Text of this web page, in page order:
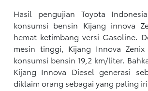
Hasil pengujian Toyota
konsumsi bensin Kijang innova
hemat ketimbang versi Gasoline.
mesin tinggi, Kijang Innova Zenix
konsumsi bensin 19,2 km/liter.
Kijang Innova Diesel generasi
diklaim orang sebagai yang paling